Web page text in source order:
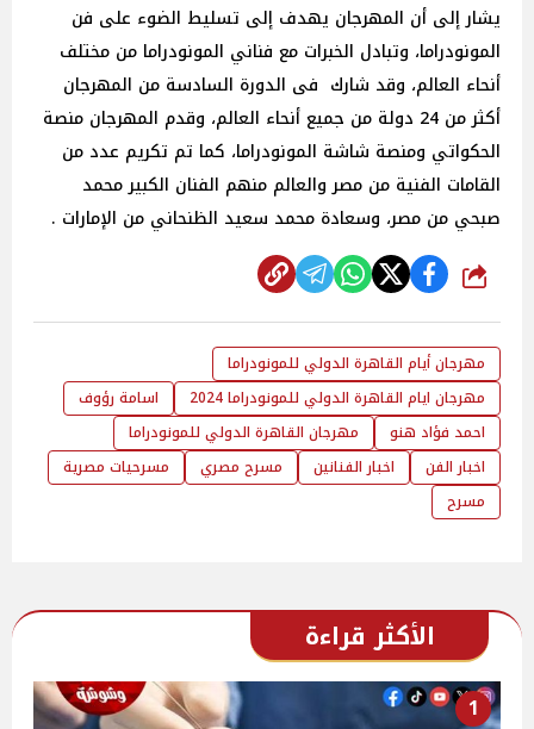
يشار إلى أن المهرجان يهدف إلى تسليط الضوء على فن
المونودراما، وتبادل الخبرات مع فناني المونودراما من مختلف
أنحاء العالم، وقد شارك فى الدورة السادسة من المهرجان
أكثر من 24 دولة من جميع أنحاء العالم، وقدم المهرجان منصة
الحكواتي ومنصة شاشة المونودراما، كما تم تكريم عدد من
القامات الفنية من مصر والعالم منهم الفنان الكبير محمد
صبحي من مصر، وسعادة محمد سعيد الظنحاني من الإمارات .
شارك
مهرجان أيام القاهرة الدولي للمونودراما
مهرجان ايام القاهرة الدولي للمونودراما 2024
اسامة رؤوف
احمد فؤاد هنو
مهرجان القاهرة الدولي للمونودراما
اخبار الفن
اخبار الفنانين مسرح مصري
مسرحيات مصرية
مسرح
الأكثر قراءة
1